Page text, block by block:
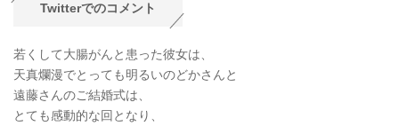
Twitterでのコメント
若くして大腸がんと患った彼女は、
天真爛漫でとっても明るいのどかさんと
遠藤さんのご結婚式は、
とても感動的な回となり、